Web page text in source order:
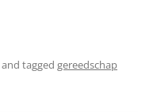
and tagged gereedschap